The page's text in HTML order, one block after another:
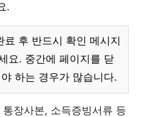
.
료 후 반드시 확인 메시지
요. 중간에 페이지를 닫
하는 경우가 많습니다.
통장사본, 소득증빙서류 등